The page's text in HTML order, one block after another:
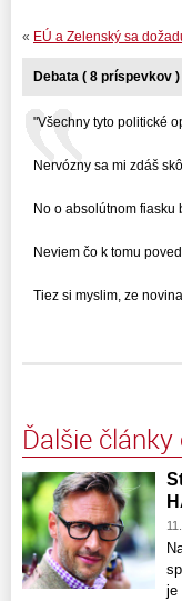
« EÚ a Zelenský sa
Debata ( 8 príspevkov )
"Všechny tyto politické
Nervózny sa mi zdáš
No o absolútnom fiasku
Neviem čo k tomu
Tiez si myslim, ze
Ďalšie
je